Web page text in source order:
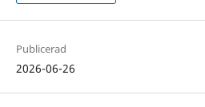
Publicerad
2026-06-26